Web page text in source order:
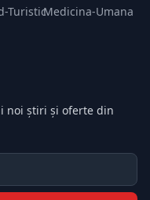
Turistic·Medicina-Umana
noi știri și oferte din